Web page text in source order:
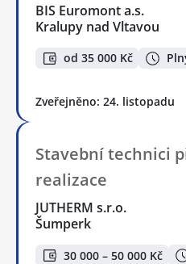
BIS Euromont a.s.
Kralupy nad Vltavou
od 35 000 Kč
Zveřejněno: 24. listopadu
Stavební technici
realizace
JUTHERM s.r.o.
Šumperk
30 000 – 50 000 Kč